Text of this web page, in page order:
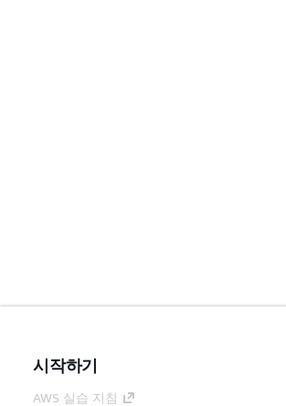
시작하기
AWS 실습 지침